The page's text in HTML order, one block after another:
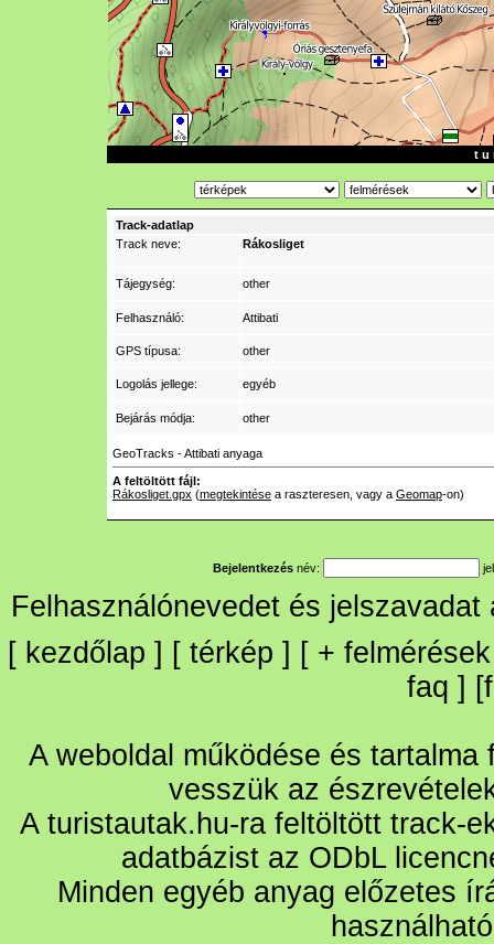
t u
Track-adatlap
Track neve:
Rákosliget
Tájegység: other
Felhasználó: Attibati
GPS típusa: other
Logolás jellege: egyéb
Bejárás módja: other
GeoTracks - Attibati anyaga
A feltöltött fájl:
Rákosliget.gpx (megtekintése a raszteresen, vagy a Geomap-on)
Bejelentkezés név:
Felhasználónevedet és
[ kezdőlap ] [ térkép ] [ + felmérések
faq ] [
A weboldal működése és
vesszük az
A turistautak.hu-ra feltöltött track-
adatbázist az ODbL
Minden egyéb anyag előzetes